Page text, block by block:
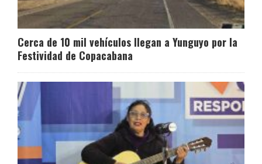
Cerca de 10 mil vehículos llegan a Yunguyo por la
Festividad de Copacabana